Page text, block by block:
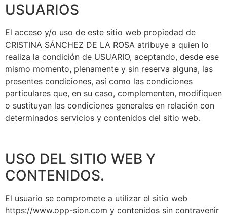
USUARIOS
El acceso y/o uso de este sitio web propiedad de
CRISTINA SÁNCHEZ DE LA ROSA atribuye a quien lo
realiza la condición de USUARIO, aceptando, desde ese
mismo momento, plenamente y sin reserva alguna, las
presentes condiciones, así como las condiciones
particulares que, en su caso, complementen, modifiquen
o sustituyan las condiciones generales en relación con
determinados servicios y contenidos del sitio web.
USO DEL SITIO WEB Y
CONTENIDOS.
El usuario se compromete a utilizar el sitio web
https://www.opp-sion.com y contenidos sin contravenir